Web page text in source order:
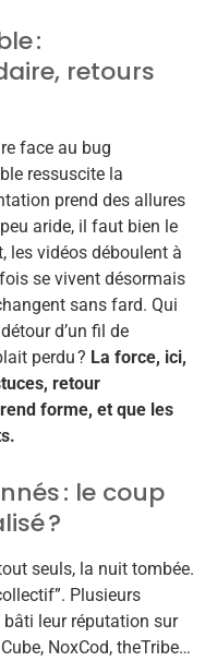
:
retours
face au bug
ressuscite la
prend des allures
aride, il faut bien le
les vidéos déboulent à
se vivent désormais
sans fard. Qui
d’un fil de
perdu ? La force, ici,
retour
forme, et que les
: le coup
?
seuls, la nuit tombée.
Plusieurs
leur réputation sur
NoxCod, theTribe…